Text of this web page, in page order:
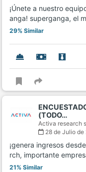
¡Únete a nuestro
anga! superganga, el
29% Similar
(TODO…
Activa research
28 de Julio de
¡genera ingresos
rch, importante
21% Similar